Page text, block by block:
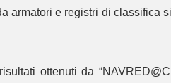
armatori e registri di classifica
ottenuti da